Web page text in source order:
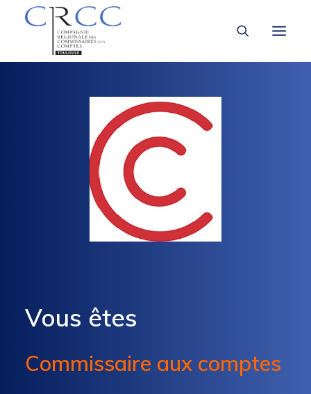
LA PROFESSION
Vous êtes
Commissaire aux comptes